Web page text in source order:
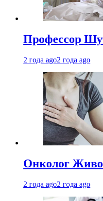
Профессор
2 года ago2 года ago
Онколог
2 года ago2 года ago